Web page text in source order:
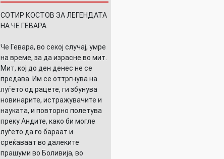
СОТИР КОСТОВ ЗА ЛЕГЕНДАТА
НА ЧЕ ГЕВАРА
Че Гевара, во секој случај, умре
на време, за да израсне во мит.
Мит, кој до ден денес не се
предава. Им се оттргнува на
луѓето од рацете, ги збунува
новинарите, истражувачите и
науката, и повторно полетува
преку Андите, како би могле
луѓето да го бараат и
среќаваат во далеките
прашуми во Боливија, во